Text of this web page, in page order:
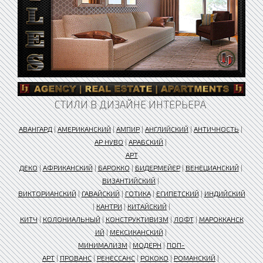
СТИЛИ В ДИЗАЙНЕ ИНТЕРЬЕРА
АВАНГАРД|АМЕРИКАНСКИЙ|АМПИР|АНГЛИЙСКИЙ|АНТИЧНОСТЬ|
АР НУВО|АРАБСКИЙ|
АРТ
ДЕКО|АФРИКАНСКИЙ|БАРОККО|БИДЕРМЕЙЕР|ВЕНЕЦИАНСКИЙ|
ВИЗАНТИЙСКИЙ|
ВИКТОРИАНСКИЙ|ГАВАЙСКИЙ|ГОТИКА|ЕГИПЕТСКИЙ|ИНДИЙСКИЙ
|КАНТРИ|КИТАЙСКИЙ|
КИТЧ|КОЛОНИАЛЬНЫЙ|КОНСТРУКТИВИЗМ|ЛОФТ|МАРОККАНСК
ИЙ|МЕКСИКАНСКИЙ|
МИНИМАЛИЗМ|МОДЕРН|ПОП-
АРТ|ПРОВАНС|РЕНЕССАНС|РОКОКО|РОМАНСКИЙ|